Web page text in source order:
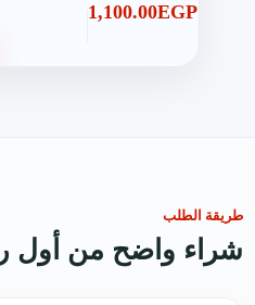
1,100.00EGP
طريقة الطلب
شراء واضح من أول